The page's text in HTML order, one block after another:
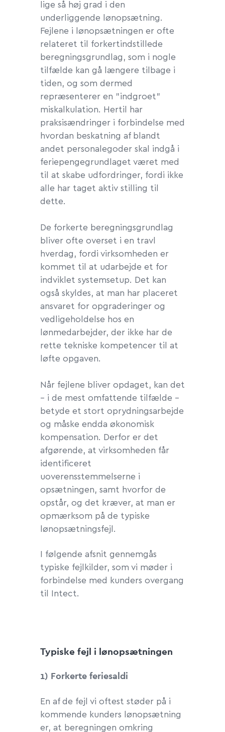
lige så høj grad i den
underliggende lønopsætning.
Fejlene i lønopsætningen er ofte
relateret til forkertindstillede
beregningsgrundlag, som i nogle
tilfælde kan gå længere tilbage i
tiden, og som dermed
repræsenterer en ”indgroet”
miskalkulation. Hertil har
praksisændringer i forbindelse med
hvordan beskatning af blandt
andet personalegoder skal indgå i
feriepengegrundlaget været med
til at skabe udfordringer, fordi ikke
alle har taget aktiv stilling til
dette.
De forkerte beregningsgrundlag
bliver ofte overset i en travl
hverdag, fordi virksomheden er
kommet til at udarbejde et for
indviklet systemsetup. Det kan
også skyldes, at man har placeret
ansvaret for opgraderinger og
vedlige holdelse hos en
lønmedarbejder, der ikke har de
rette tekniske kompetencer til at
løfte opgaven.
Når fejlene bliver opdaget, kan det
– i de mest omfattende tilfælde –
betyde et stort oprydningsarbejde
og måske endda økonomisk
kompensation. Derfor er det
afgørende, at virksomheden får
identificeret
uoverensstemmelserne i
opsætningen, samt hvorfor de
opstår, og det kræver, at man er
opmærksom på de typiske
lønopsætningsfejl.
I følgende afsnit gennemgås
typiske fejlkilder, som vi møder i
forbindelse med kunders overgang
til Intect.
Typiske fejl i lønopsætningen
1) Forkerte feriesaldi
En af de fejl vi oftest støder på i
kommende kunders lønopsætning
er, at beregningen omkring